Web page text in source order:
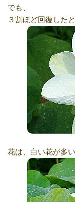
でも、
３割ほど回復した
花は、白い花が多